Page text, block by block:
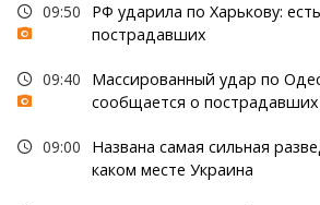
09:50
РФ ударила по Харькову:
пострадавших
09:40
Массированный удар по
сообщается о пострадавших
09:00
Названа самая сильная
каком месте Украина